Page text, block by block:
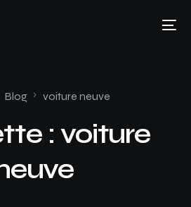
Blog voiture neuve
: voiture